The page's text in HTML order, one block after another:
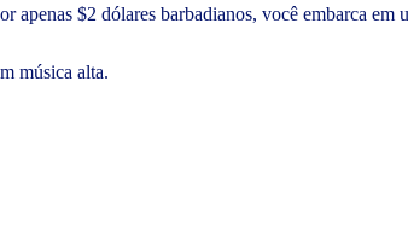
apenas $2 dólares barbadianos, você embarca em
música alta.